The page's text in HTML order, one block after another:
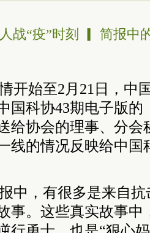
战“疫”时刻 ▎ 简报中
开始至2月21日，中
国科协43期电子版的
给协会的理事、分会
线的情况反映给中国
中，有很多是来自
事。这些真实故事中